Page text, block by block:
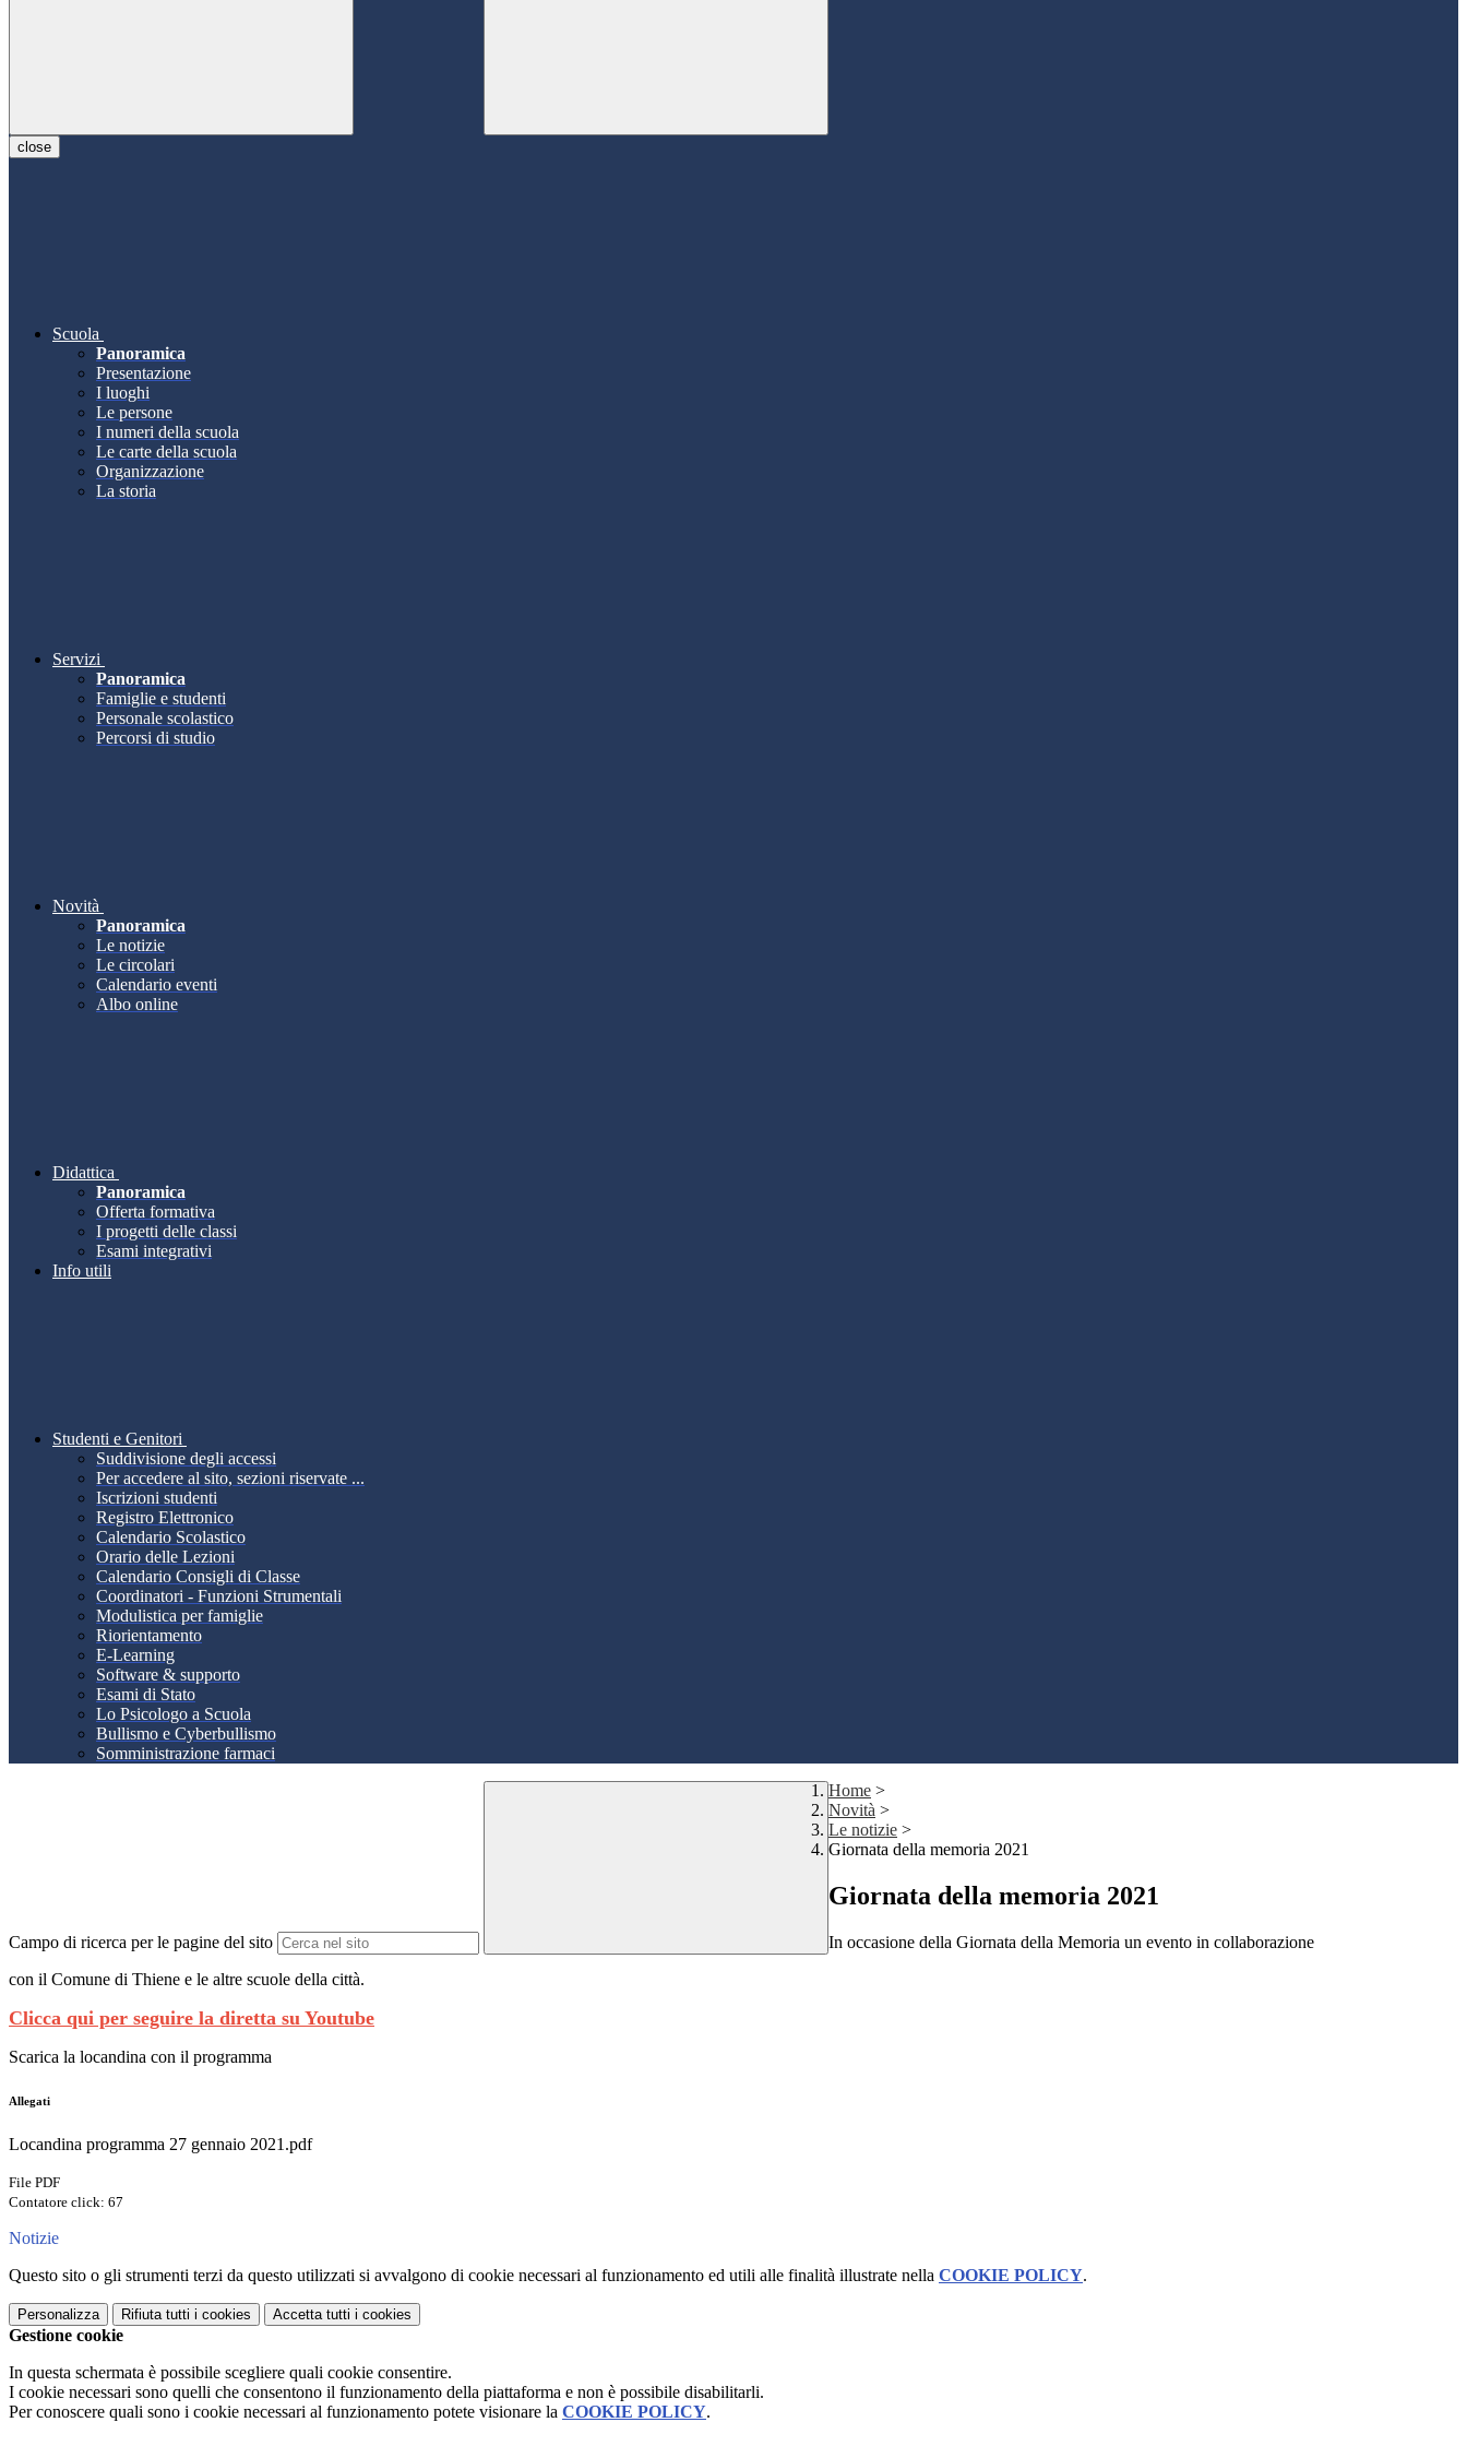
close
Scuola
Panoramica
Presentazione
I luoghi
Le persone
I numeri della scuola
Le carte della scuola
Organizzazione
La storia
Servizi
Panoramica
Famiglie e studenti
Personale scolastico
Percorsi di studio
Novità
Panoramica
Le notizie
Le circolari
Calendario eventi
Albo online
Didattica
Panoramica
Offerta formativa
I progetti delle classi
Esami integrativi
Info utili
Studenti e Genitori
Suddivisione degli accessi
Per accedere al sito, sezioni riservate ...
Iscrizioni studenti
Registro Elettronico
Calendario Scolastico
Orario delle Lezioni
Calendario Consigli di Classe
Coordinatori - Funzioni Strumentali
Modulistica per famiglie
Riorientamento
E-Learning
Software & supporto
Esami di Stato
Lo Psicologo a Scuola
Bullismo e Cyberbullismo
Somministrazione farmaci
Campo di ricerca per le pagine del sito
Home >
Novità >
Le notizie >
Giornata della memoria 2021
Giornata della memoria 2021
In occasione della Giornata della Memoria un evento in collaborazione
con il Comune di Thiene e le altre scuole della città.
Clicca qui per seguire la diretta su Youtube
Scarica la locandina con il programma
Allegati
Locandina programma 27 gennaio 2021.pdf
File PDF
Contatore click: 67
Notizie
Questo sito o gli strumenti terzi da questo utilizzati si avvalgono di cookie necessari al funzionamento ed utili alle finalità illustrate nella COOKIE POLICY.
Personalizza Rifiuta tutti i cookies Accetta tutti i cookies
Gestione cookie
In questa schermata è possibile scegliere quali cookie consentire.
I cookie necessari sono quelli che consentono il funzionamento della piattaforma e non è possibile disabilitarli.
Per conoscere quali sono i cookie necessari al funzionamento potete visionare la COOKIE POLICY.